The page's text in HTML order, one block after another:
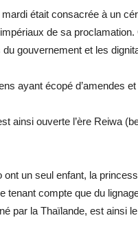
mardi était consacrée à un
de sa
gouvernement et les
ayant écopé d’amendes
ainsi ouverte l’ère Reiwa
ont un seul enfant, la
tenant compte que du
par la Thaïlande, est ainsi